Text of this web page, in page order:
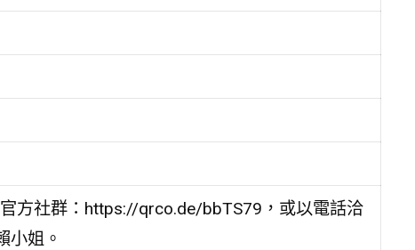
方社群：https://qrco.de/bbTS79，或以電話洽
小姐。